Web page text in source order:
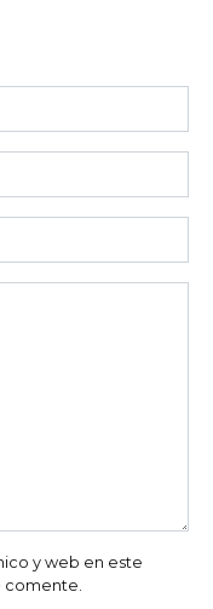
y web en este
comente.